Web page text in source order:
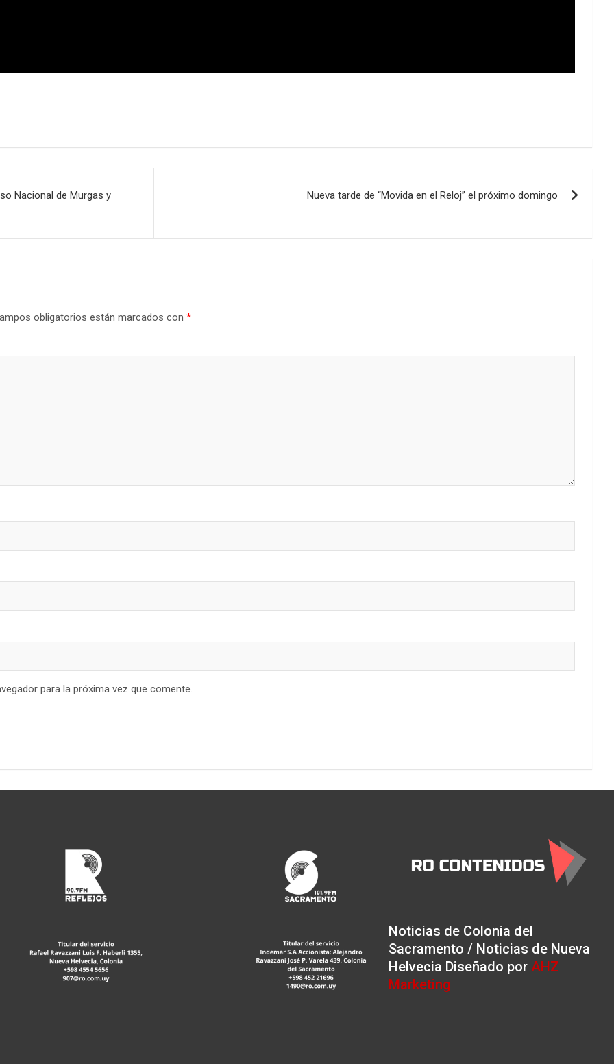
Nacional de Murgas y
Nueva tarde de “Movida en el Reloj” el próximo domingo
obligatorios están marcados con *
para la próxima vez que comente.
Noticias de Colonia del
Sacramento / Noticias de Nueva
Helvecia Diseñado por AHZ
Marketing